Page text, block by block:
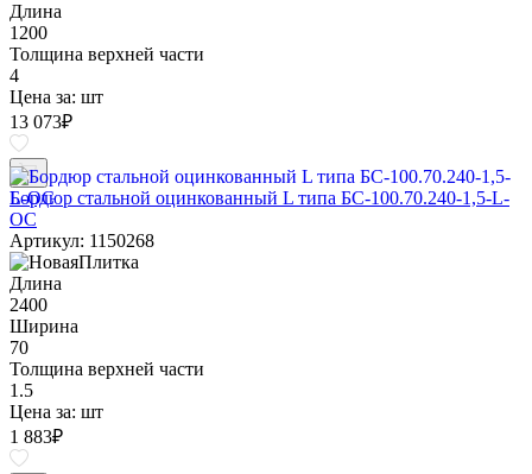
Длина
1200
Толщина верхней части
4
Цена за: шт
13 073₽
Бордюр стальной оцинкованный L типа БС-100.70.240-1,5-L-
ОС
Артикул: 1150268
Длина
2400
Ширина
70
Толщина верхней части
1.5
Цена за: шт
1 883₽